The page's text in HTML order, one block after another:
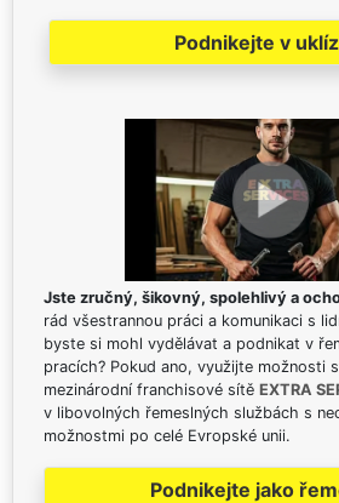
Podnikejte v
Jste zručný, šikovný, spolehlivý a
rád všestrannou práci a komunikaci s
byste si mohl vydělávat a podnikat v
pracích? Pokud ano, využijte možnosti
mezinárodní franchisové sítě EXTRA
v libovolných řemeslných službách s
možnostmi po celé Evropské unii.
Podnikejte jako